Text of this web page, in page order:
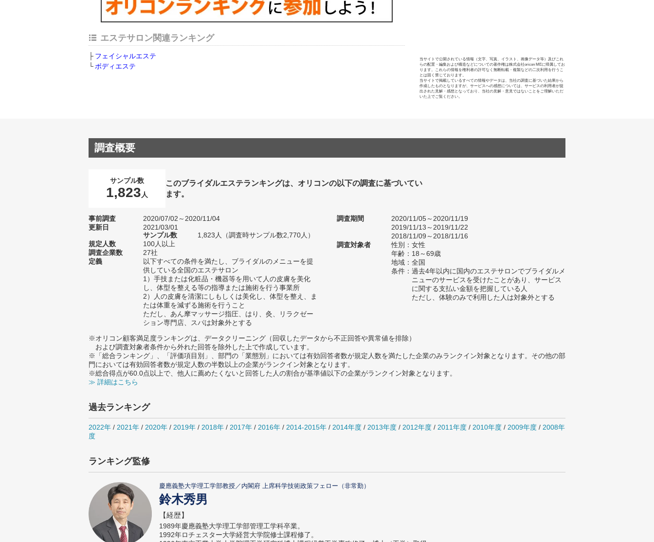
エステサロン関連ランキング
フェイシャルエステ
ボディエステ
当サイトで公開されている情報（文字、写真、イラスト、画像データ等）及びこれ
らの配置・編集および構造などについての著作権は株式会社oricon MEに帰属してお
ります。これらの情報を権利者の許可なく無断転載・複製などの二次利用を行うこ
とは固く禁じております。
当サイトで掲載しているすべての情報やデータは、当社の調査に基づいた結果から
作成したものとなりますが、サービスへの感想については、サービスの利用者が提
出された見解・感想となっており、当社の見解・意見ではないことをご理解いただ
いた上でご覧ください。
調査概要
サンプル数
1,823 人
このブライダルエステランキングは、オリコンの以下の調査に基づいてい
ます。
事前調査
2020/07/02～2020/11/04
更新日
2021/03/01
サンプル数
1,823人（調査時サンプル数2,770人）
規定人数
100人以上
調査企業数
27社
定義
以下すべての条件を満たし、ブライダルのメニューを提
供している全国のエステサロン
1）手技または化粧品・機器等を用いて人の皮膚を美化
し、体型を整える等の指導または施術を行う事業所
2）人の皮膚を清潔にしもしくは美化し、体型を整え、ま
たは体重を減ずる施術を行うこと
ただし、あん摩マッサージ指圧、はり、灸、リラクゼー
ション専門店、スパは対象外とする
調査期間
2020/11/05～2020/11/19
2019/11/13～2019/11/22
2018/11/09～2018/11/16
調査対象者
性別：女性
年齢：18～69歳
地域：全国
条件：過去4年以内に国内のエステサロンでブライダルメ
ニューのサービスを受けたことがあり、サービス
に関する支払い金額を把握している人
ただし、体験のみで利用した人は対象外とする
※オリコン顧客満足度ランキングは、データクリーニング（回収したデータから不正回答や異常値を排除）
および調査対象者条件から外れた回答を除外した上で作成しています。
※「総合ランキング」、「評価項目別」、部門の「業態別」においては有効回答者数が規定人数を満たした企業のみランクイン対象となります。その他の部
門においては有効回答者数が規定人数の半数以上の企業がランクイン対象となります。
※総合得点が60.0点以上で、他人に薦めたくないと回答した人の割合が基準値以下の企業がランクイン対象となります。
≫ 詳細はこちら
過去ランキング
2022年 / 2021年 / 2020年 / 2019年 / 2018年 / 2017年 / 2016年 / 2014-2015年 / 2014年度 / 2013年度 / 2012年度 / 2011年度 / 2010年度 / 2009年度 / 2008年
度
ランキング監修
慶應義塾大学理工学部教授／内閣府 上席科学技術政策フェロー（非常勤）
鈴木秀男
【経歴】
1989年慶應義塾大学理工学部管理工学科卒業。
1992年ロチェスター大学経営大学院修士課程修了。